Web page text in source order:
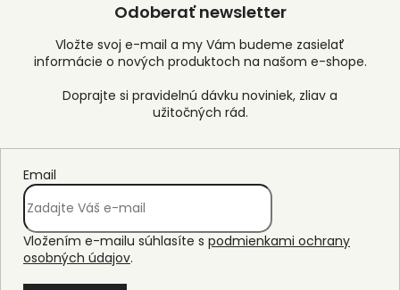
Odoberať newsletter
Vložte svoj e-mail a my Vám budeme zasielať
informácie o nových produktoch na našom e-shope.
Email
Vložením e-mailu súhlasíte s podmienkami ochrany
osobných údajov.